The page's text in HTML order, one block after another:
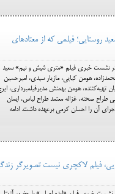
فیلمی که از معتادهای
نشست خبری فیلم «متری شیش و نیم» سعید
هومن کیایی، مازیار سیدی، امیرحسین
تهیه‌کننده، هومن بهمنش مدیرفیلمبرداری،
طراح صحنه، غزاله معتمد طراح لباس، ایمان
آن را احسان کرمی برعهده داشت. ادامه
فیلم لاکچری نیست تصویرگر